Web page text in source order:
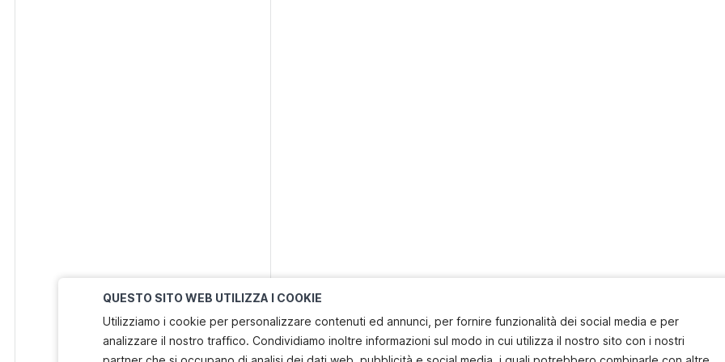
QUESTO SITO WEB UTILIZZA I COOKIE
Utilizziamo i cookie per personalizzare contenuti ed annunci, per fornire funzionalità dei social media e per
analizzare il nostro traffico. Condividiamo inoltre informazioni sul modo in cui utilizza il nostro sito con i nostri